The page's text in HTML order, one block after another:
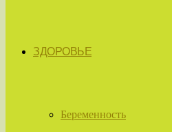
ЗДОРОВЬЕ
Беременность